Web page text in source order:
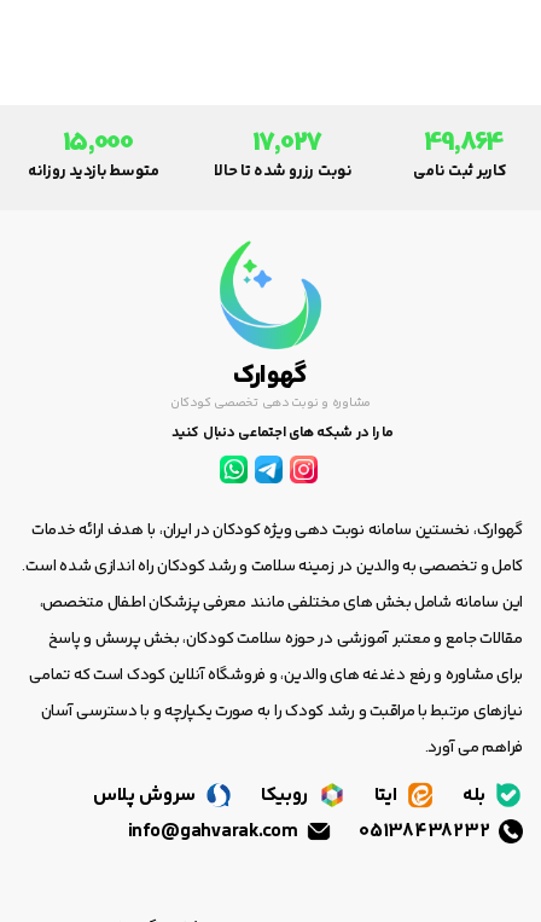
49,864
کاربر ثبت نامی
17,027
نوبت رزرو شده تا حالا
15,000
متوسط بازدید روزانه
گهوارک
مشاوره و نوبت دهی تخصصی کودکان
ما را در شبکه های اجتماعی دنبال کنید
گهوارک، نخستین سامانه نوبت دهی ویژه کودکان در ایران، با هدف ارائه خدمات
کامل و تخصصی به والدین در زمینه سلامت و رشد کودکان راه اندازی شده است.
این سامانه شامل بخش های مختلفی مانند معرفی پزشکان اطفال متخصص،
مقالات جامع و معتبر آموزشی در حوزه سلامت کودکان، بخش پرسش و پاسخ
برای مشاوره و رفع دغدغه های والدین، و فروشگاه آنلاین کودک است که تمامی
نیازهای مرتبط با مراقبت و رشد کودک را به صورت یکپارچه و با دسترسی آسان
فراهم می آورد.
بله ایتا روبیکا
سروش پلاس